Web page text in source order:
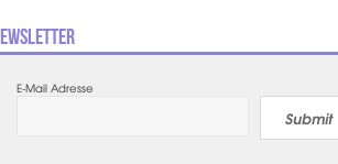
E-Mail Adresse
Submit